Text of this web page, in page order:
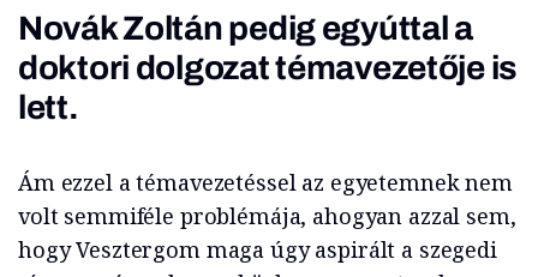
Novák Zoltán pedig egyúttal a
doktori dolgozat témavezetője is
lett.
Ám ezzel a témavezetéssel az egyetemnek nem
volt semmiféle problémája, ahogyan azzal sem,
hogy Vesztergom maga úgy aspirált a szegedi